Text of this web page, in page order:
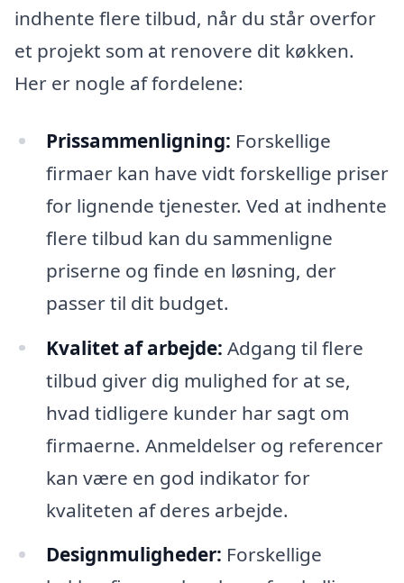
indhente flere tilbud, når du står overfor
et projekt som at renovere dit køkken.
Her er nogle af fordelene:
Prissammenligning: Forskellige
firmaer kan have vidt forskellige priser
for lignende tjenester. Ved at indhente
flere tilbud kan du sammenligne
priserne og finde en løsning, der
passer til dit budget.
Kvalitet af arbejde: Adgang til flere
tilbud giver dig mulighed for at se,
hvad tidligere kunder har sagt om
firmaerne. Anmeldelser og referencer
kan være en god indikator for
kvaliteten af deres arbejde.
Designmuligheder: Forskellige